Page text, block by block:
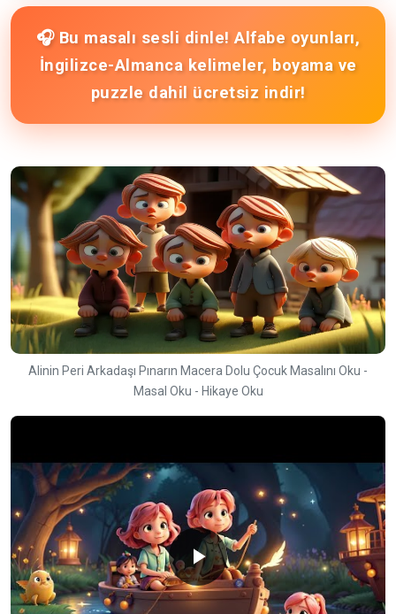
🎧 Bu masalı sesli dinle! Alfabe oyunları,
İngilizce-Almanca kelimeler, boyama ve
puzzle dahil ücretsiz indir!
Alinin Peri Arkadaşı Pınarın Macera Dolu Çocuk Masalını Oku -
Masal Oku - Hikaye Oku